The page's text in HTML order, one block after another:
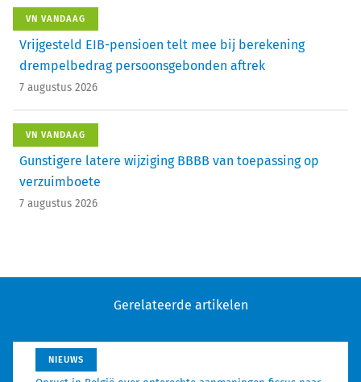
VN VANDAAG
Vrijgesteld EIB-pensioen telt mee bij berekening
drempelbedrag persoonsgebonden aftrek
7 augustus 2026
VN VANDAAG
Gunstigere latere wijziging BBBB van toepassing op
verzuimboete
7 augustus 2026
Gerelateerde artikelen
NIEUWS